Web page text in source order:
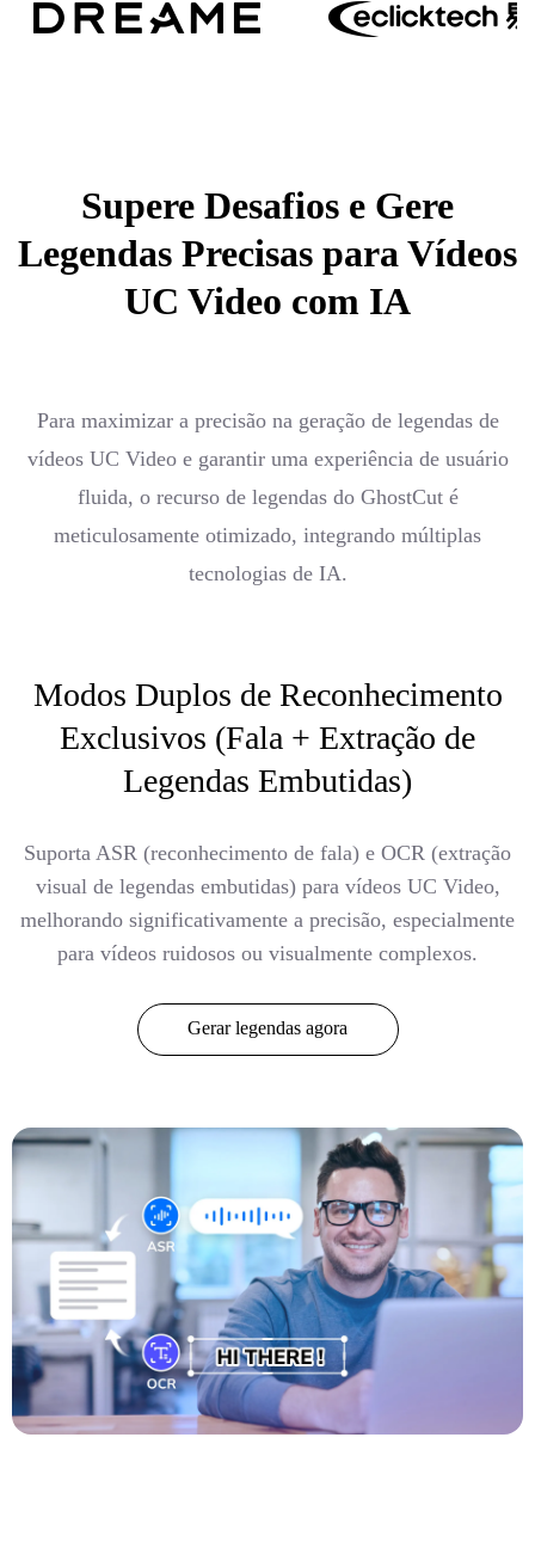
Supere Desafios e Gere
Legendas Precisas para Vídeos
UC Video com IA
Para maximizar a precisão na geração de legendas de
vídeos UC Video e garantir uma experiência de usuário
fluida, o recurso de legendas do GhostCut é
meticulosamente otimizado, integrando múltiplas
tecnologias de IA.
Modos Duplos de Reconhecimento
Exclusivos (Fala + Extração de
Legendas Embutidas)
Suporta ASR (reconhecimento de fala) e OCR (extração
visual de legendas embutidas) para vídeos UC Video,
melhorando significativamente a precisão, especialmente
para vídeos ruidosos ou visualmente complexos.
Gerar legendas agora